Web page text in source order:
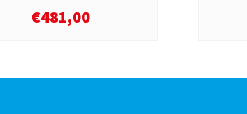
€481,00